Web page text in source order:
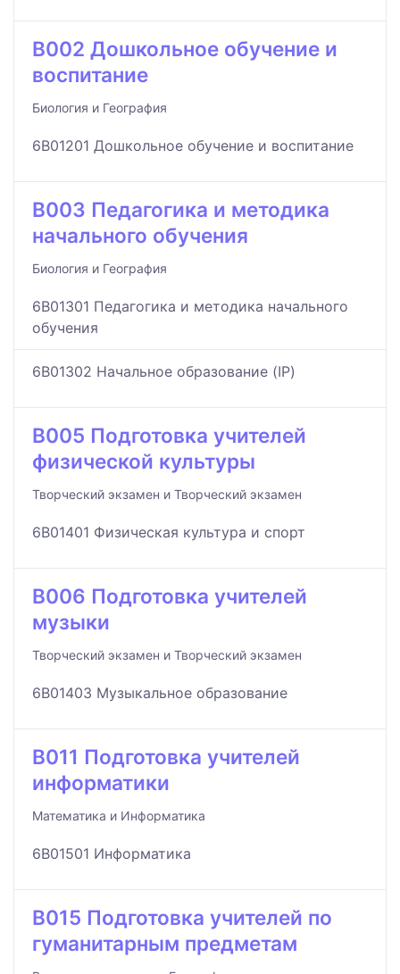
B002 Дошкольное обучение и
воспитание
Биология и География
6B01201 Дошкольное обучение и воспитание
B003 Педагогика и методика
начального обучения
Биология и География
6B01301 Педагогика и методика начального
обучения
6B01302 Начальное образование (IP)
B005 Подготовка учителей
физической культуры
Творческий экзамен и Творческий экзамен
6B01401 Физическая культура и спорт
B006 Подготовка учителей
музыки
Творческий экзамен и Творческий экзамен
6B01403 Музыкальное образование
B011 Подготовка учителей
информатики
Математика и Информатика
6B01501 Информатика
B015 Подготовка учителей по
гуманитарным предметам